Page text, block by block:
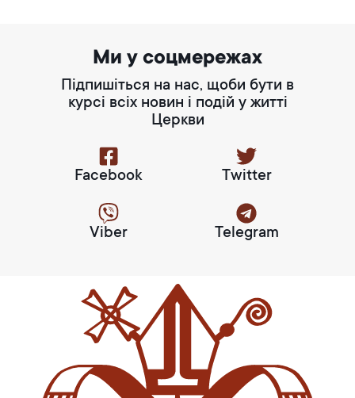
Ми у соцмережах
Підпишіться на нас, щоби бути в
курсі всіх новин і подій у житті
Церкви
Facebook Twitter
Viber Telegram